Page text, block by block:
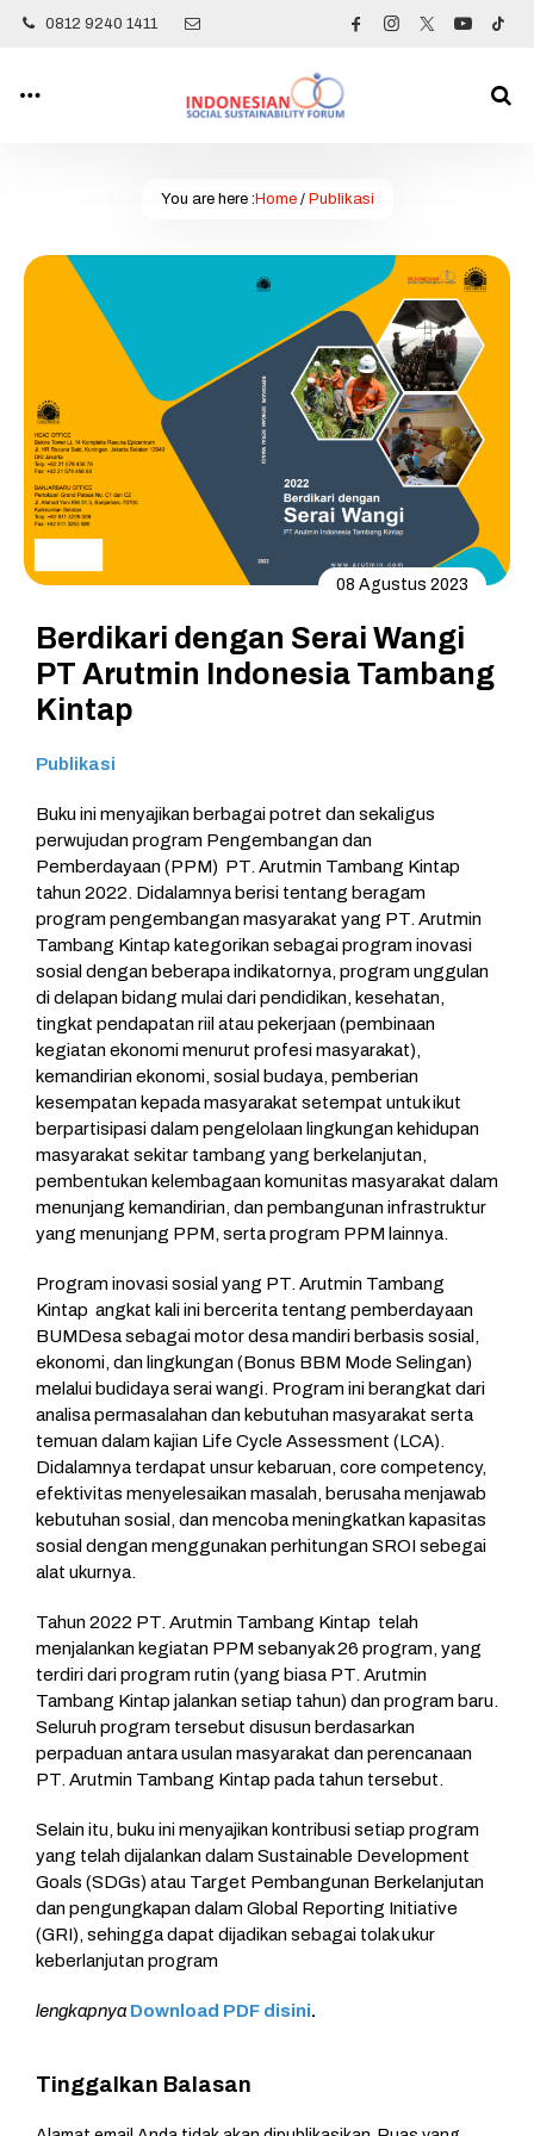
0812 9240 1411
You are here : Home/ Publikasi
08 Agustus 2023
Berdikari dengan Serai Wangi
PT Arutmin Indonesia Tambang
Kintap
Publikasi
Buku ini menyajikan berbagai potret dan sekaligus
perwujudan program Pengembangan dan
Pemberdayaan (PPM) PT. Arutmin Tambang Kintap
tahun 2022. Didalamnya berisi tentang beragam
program pengembangan masyarakat yang PT. Arutmin
Tambang Kintap kategorikan sebagai program inovasi
sosial dengan beberapa indikatornya, program unggulan
di delapan bidang mulai dari pendidikan, kesehatan,
tingkat pendapatan riil atau pekerjaan (pembinaan
kegiatan ekonomi menurut profesi masyarakat),
kemandirian ekonomi, sosial budaya, pemberian
kesempatan kepada masyarakat setempat untuk ikut
berpartisipasi dalam pengelolaan lingkungan kehidupan
masyarakat sekitar tambang yang berkelanjutan,
pembentukan kelembagaan komunitas masyarakat dalam
menunjang kemandirian, dan pembangunan infrastruktur
yang menunjang PPM, serta program PPM lainnya.
Program inovasi sosial yang PT. Arutmin Tambang
Kintap angkat kali ini bercerita tentang pemberdayaan
BUMDesa sebagai motor desa mandiri berbasis sosial,
ekonomi, dan lingkungan (Bonus BBM Mode Selingan)
melalui budidaya serai wangi. Program ini berangkat dari
analisa permasalahan dan kebutuhan masyarakat serta
temuan dalam kajian Life Cycle Assessment (LCA).
Didalamnya terdapat unsur kebaruan, core competency,
efektivitas menyelesaikan masalah, berusaha menjawab
kebutuhan sosial, dan mencoba meningkatkan kapasitas
sosial dengan menggunakan perhitungan SROI sebegai
alat ukurnya.
Tahun 2022 PT. Arutmin Tambang Kintap telah
menjalankan kegiatan PPM sebanyak 26 program, yang
terdiri dari program rutin (yang biasa PT. Arutmin
Tambang Kintap jalankan setiap tahun) dan program baru.
Seluruh program tersebut disusun berdasarkan
perpaduan antara usulan masyarakat dan perencanaan
PT. Arutmin Tambang Kintap pada tahun tersebut.
Selain itu, buku ini menyajikan kontribusi setiap program
yang telah dijalankan dalam Sustainable Development
Goals (SDGs) atau Target Pembangunan Berkelanjutan
dan pengungkapan dalam Global Reporting Initiative
(GRI), sehingga dapat dijadikan sebagai tolak ukur
keberlanjutan program
lengkapnya Download PDF disini.
Tinggalkan Balasan